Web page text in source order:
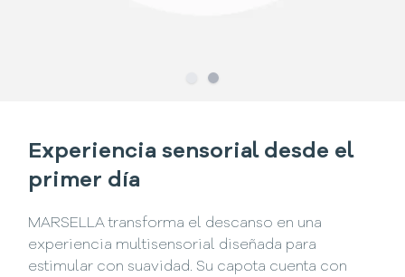
SlideSlide
Experiencia sensorial desde el
primer día
MARSELLA transforma el descanso en una
experiencia multisensorial diseñada para
estimular con suavidad. Su capota cuenta con